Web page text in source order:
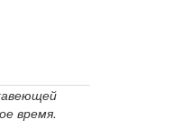
время.